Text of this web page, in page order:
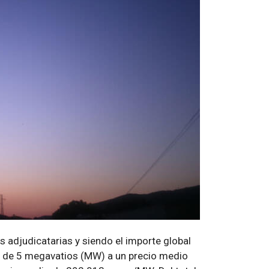
adjudicatarias y siendo el importe global
5 megavatios (MW) a un precio medio